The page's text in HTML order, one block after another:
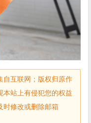
自互联网；版权归原作
本站上有侵犯您的权益
时修改或删除邮箱